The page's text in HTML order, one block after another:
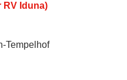
RV Iduna)
Tempelhof